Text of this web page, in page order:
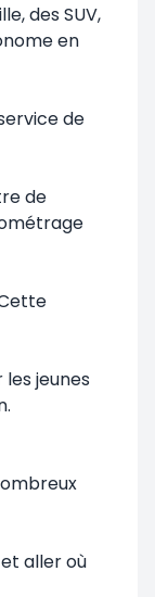
des SUV,
en
de
de
jeunes
aller où